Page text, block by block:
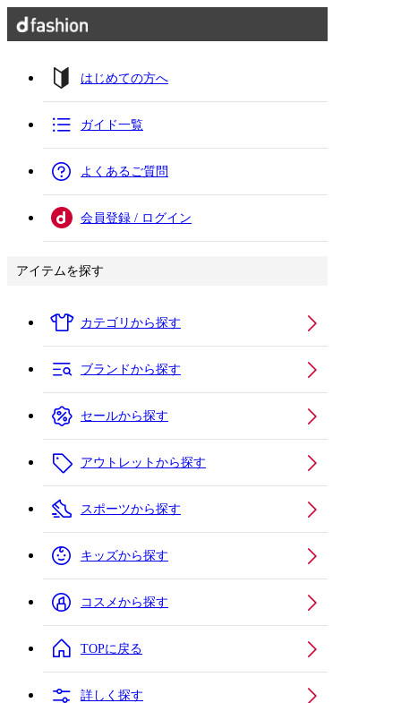
はじめての方へ
ガイド一覧
よくあるご質問
会員登録 / ログイン
アイテムを探す
カテゴリから探す
ブランドから探す
セールから探す
アウトレットから探す
スポーツから探す
キッズから探す
コスメから探す
TOPに戻る
詳しく探す